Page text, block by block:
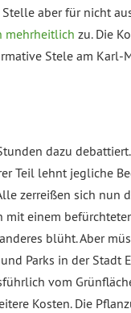
aber für nicht
mehrheitlich zu. Die
Stele am Karl-
dazu
Teil lehnt jegliche
zerreißen sich nun
mit einem
blüht. Aber
Parks in der Stadt
vom
Kosten. Die